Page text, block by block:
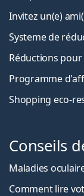
Invitez un(e)
Systeme de
Réductions
Programme
Shopping eco-
Conseils
Maladies
Comment lire